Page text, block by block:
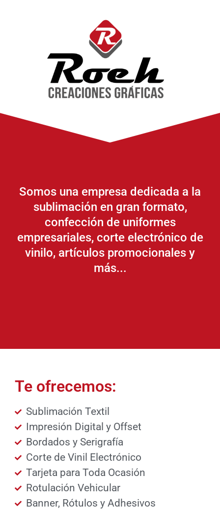
Somos una empresa dedicada a la
sublimación en gran formato,
confección de uniformes
empresariales, corte electrónico de
vinilo, artículos promocionales y
más...
Te ofrecemos:
Sublimación Textil
Impresión Digital y Offset
Bordados y Serigrafía
Corte de Vinil Electrónico
Tarjeta para Toda Ocasión
Rotulación Vehicular
Banner, Rótulos y Adhesivos